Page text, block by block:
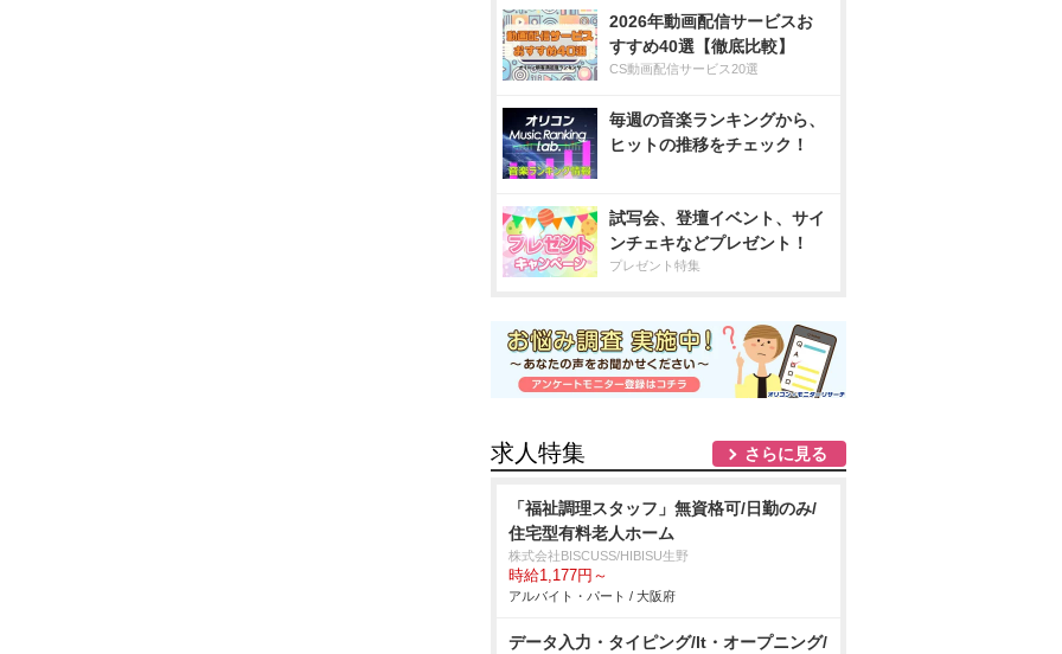
2026年動画配信サービスお
すすめ40選【徹底比較】
CS動画配信サービス20選
毎週の音楽ランキングから、
ヒットの推移をチェック！
試写会、登壇イベント、サイ
ンチェキなどプレゼント！
プレゼント特集
求人特集 さらに見る
「福祉調理スタッフ」無資格可/日勤のみ/
住宅型有料老人ホーム
株式会社BISCUSS/HIBISU生野
時給1,177円～
アルバイト・パート / 大阪府
データ入力・タイピング/lt・オープニング/